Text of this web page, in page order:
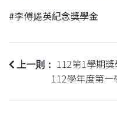
#李傅婘英紀念獎學金
上一則：
112第1學期
112學年度第